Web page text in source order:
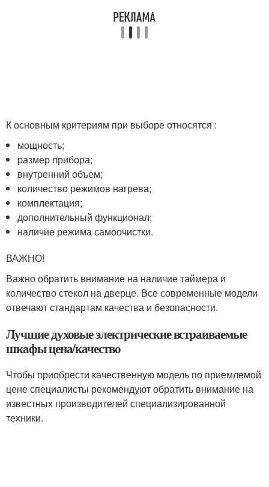
К основным критериям при выборе относятся :
мощность;
размер прибора;
внутренний объем;
количество режимов нагрева;
комплектация;
дополнительный функционал;
наличие режима самоочистки.
ВАЖНО!
Важно обратить внимание на наличие таймера и
количество стекол на дверце. Все современные модели
отвечают стандартам качества и безопасности.
Лучшие духовые электрические встраиваемые
шкафы цена/качество
Чтобы приобрести качественную модель по приемлемой
цене специалисты рекомендуют обратить внимание на
известных производителей специализированной
техники.